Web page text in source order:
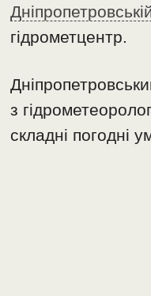
гідрометцентр.
з
складні погодні